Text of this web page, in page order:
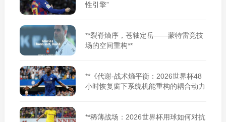
性引擎”
**裂脊熵序，苍轴定岳——蒙特雷竞技
场的空间重构**
**《代谢-战术熵平衡：2026世界杯48
小时恢复窗下系统机能重构的耦合动力
**稀薄战场：2026世界杯用球如何对抗